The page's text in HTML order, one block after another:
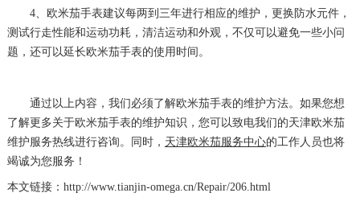
4、欧米茄手表建议每两到三年进行相应的维护，更换防水元件，
测试行走性能和运动功耗，清洁运动和外观，不仅可以避免一些小问
题，还可以延长欧米茄手表的使用时间。
通过以上内容，我们必须了解欧米茄手表的维护方法。如果您想
了解更多关于欧米茄手表的维护知识，您可以致电我们的天津欧米茄
维护服务热线进行咨询。同时， 天津欧米茄服务中心的工作人员也将
竭诚为您服务！
本文链接：http://www.tianjin-omega.cn/Repair/206.html